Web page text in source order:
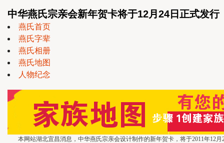
中华燕氏宗亲会新年贺卡将于12月24日正式发行
燕氏首页
燕氏字辈
燕氏相册
燕氏地图
人物纪念
本网站湖北宜昌消息，中华燕氏宗亲会设计制作的新年贺卡，将于2011年12